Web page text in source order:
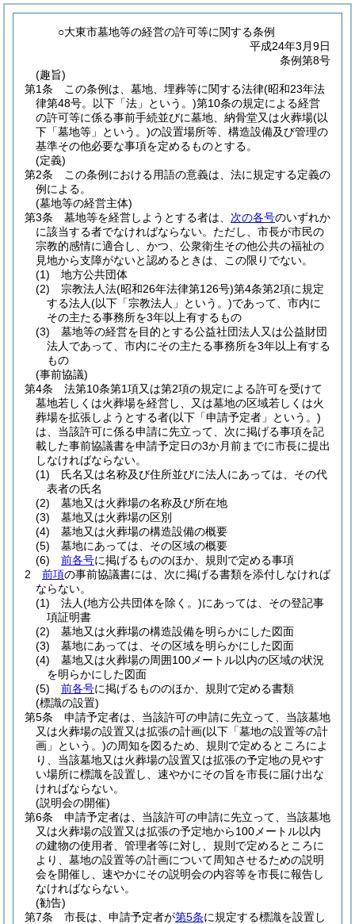
○大東市墓地等の経営の許可等に関する条例
平成24年3月9日
条例第8号
(趣旨)
第1条
この条例は、墓地、埋葬等に関する法律(昭和23年法
律第48号。以下「法」という。)第10条の規定による経営
の許可等に係る事前手続並びに墓地、納骨堂又は火葬場(以
下「墓地等」という。)の設置場所等、構造設備及び管理の
基準その他必要な事項を定めるものとする。
(定義)
第2条
この条例における用語の意義は、法に規定する定義の
例による。
(墓地等の経営主体)
第3条
墓地等を経営しようとする者は、 次の各号のいずれか
に該当する者でなければならない。 ただし、市長が市民の
宗教的感情に適合し、かつ、公衆衛生その他公共の福祉の
見地から支障がないと認めるときは、この限りでない。
(1)
地方公共団体
(2)
宗教法人法(昭和26年法律第126号)第4条第2項に規定
する法人(以下「宗教法人」という。)であって、市内に
その主たる事務所を3年以上有するもの
(3)
墓地等の経営を目的とする公益社団法人又は公益財団
法人であって、市内にその主たる事務所を3年以上有する
もの
(事前協議)
第4条
法第10条第1項又は第2項の規定による許可を受けて
墓地若しくは火葬場を経営し、又は墓地の区域若しくは火
葬場を拡張しようとする者(以下「申請予定者」という。)
は、当該許可に係る申請に先立って、次に掲げる事項を記
載した事前協議書を申請予定日の3か月前までに市長に提出
しなければならない。
(1)
氏名又は名称及び住所並びに法人にあっては、その代
表者の氏名
(2)
墓地又は火葬場の名称及び所在地
(3)
墓地又は火葬場の区別
(4)
墓地又は火葬場の構造設備の概要
(5)
墓地にあっては、その区域の概要
(6)
前各号に掲げるもののほか、規則で定める事項
2
前項の事前協議書には、次に掲げる書類を添付しなければ
ならない。
(1)
法人(地方公共団体を除く。)にあっては、その登記事
項証明書
(2)
墓地又は火葬場の構造設備を明らかにした図面
(3)
墓地にあっては、その区域を明らかにした図面
(4)
墓地又は火葬場の周囲100メートル以内の区域の状況
を明らかにした図面
(5)
前各号に掲げるもののほか、規則で定める書類
(標識の設置)
第5条
申請予定者は、当該許可の申請に先立って、当該墓地
又は火葬場の設置又は拡張の計画(以下「墓地の設置等の計
画」という。)の周知を図るため、規則で定めるところによ
り、当該墓地又は火葬場の設置又は拡張の予定地の見やす
い場所に標識を設置し、速やかにその旨を市長に届け出な
ければならない。
(説明会の開催)
第6条
申請予定者は、当該許可の申請に先立って、当該墓地
又は火葬場の設置又は拡張の予定地から100メートル以内
の建物の使用者、管理者等に対し、規則で定めるところに
より、墓地の設置等の計画について周知させるための説明
会を開催し、速やかにその説明会の内容等を市長に報告し
なければならない。
(勧告)
第7条
市長は、申請予定者が第5条に規定する標識を設置し